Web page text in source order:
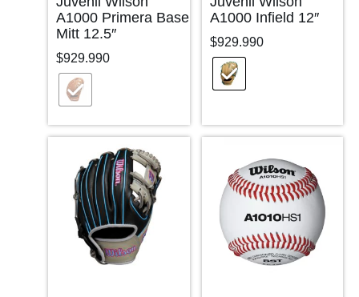
A1000 Primera Base
Mitt 12.5″
$929.990
A1000 Infield 12″
$929.990